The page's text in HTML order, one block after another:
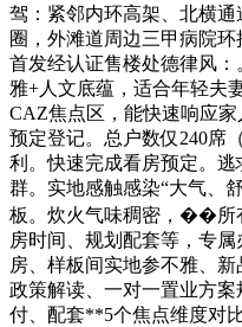
驾：紧邻内环高架、北横
圈，外滩道周边三甲病院
首发经认证售楼处德律风
雅+人文底蕴，适合年轻夫
CAZ焦点区，能快速响应
预定登记。总户数仅240席
利。快速完成看房预定。
群。实地感触感染“大气、
板。炊火气味稠密，��所
房时间、规划配套等，专
房、样板间实地参不雅、
政策解读、一对一置业方
付、配套**5个焦点维度对